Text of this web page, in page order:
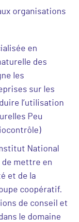
organisations
en
des
les
sur les
l’utilisation
Peu
National
de mettre en
et de la
coopératif.
de conseil et
le domaine